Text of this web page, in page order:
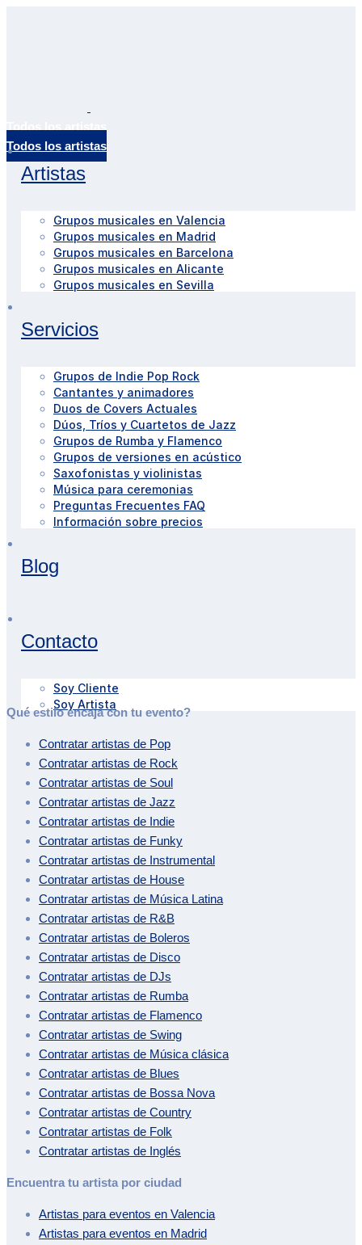
Artistas
Grupos musicales en Valencia
Grupos musicales en Madrid
Grupos musicales en Barcelona
Grupos musicales en Alicante
Grupos musicales en Sevilla
Servicios
Grupos de Indie Pop Rock
Cantantes y animadores
Duos de Covers Actuales
Dúos, Tríos y Cuartetos de Jazz
Grupos de Rumba y Flamenco
Grupos de versiones en acústico
Saxofonistas y violinistas
Música para ceremonias
Preguntas Frecuentes FAQ
Información sobre precios
Blog
Contacto
Soy Cliente
Soy Artista
Qué estilo encaja con tu evento?
Contratar artistas de Pop
Contratar artistas de Rock
Contratar artistas de Soul
Contratar artistas de Jazz
Contratar artistas de Indie
Contratar artistas de Funky
Contratar artistas de Instrumental
Contratar artistas de House
Contratar artistas de Música Latina
Contratar artistas de R&B
Contratar artistas de Boleros
Contratar artistas de Disco
Contratar artistas de DJs
Contratar artistas de Rumba
Contratar artistas de Flamenco
Contratar artistas de Swing
Contratar artistas de Música clásica
Contratar artistas de Blues
Contratar artistas de Bossa Nova
Contratar artistas de Country
Contratar artistas de Folk
Contratar artistas de Inglés
Encuentra tu artista por ciudad
Artistas para eventos en Valencia
Artistas para eventos en Madrid